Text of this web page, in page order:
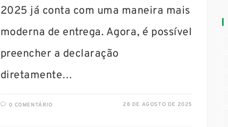
2025 já conta com uma maneira mais
moderna de entrega. Agora, é possível
preencher a declaração
diretamente…
0 COMENTÁRIO 28 DE AGOSTO DE 2025